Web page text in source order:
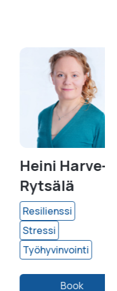
Heini Harve-
Rytsälä
Resilienssi
Stressi
Työhyvinvointi